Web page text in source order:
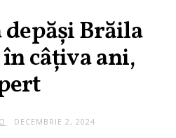
Brăila
câțiva ani,
DECEMBRIE 2, 2024